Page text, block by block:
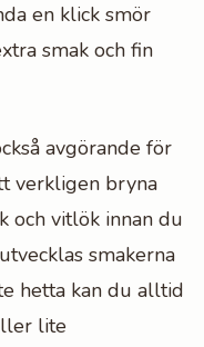
en klick smör
smak och fin
avgörande för
verkligen bryna
och vitlök innan du
smakerna
hetta kan du alltid
lite